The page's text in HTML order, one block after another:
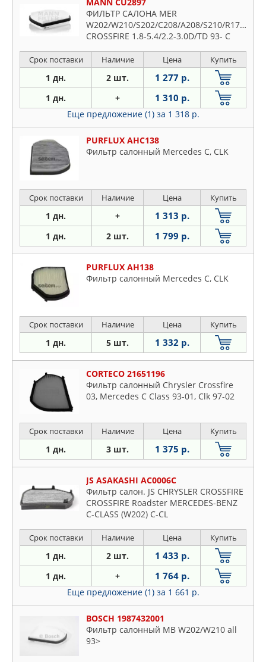
ФИЛЬТР САЛОНА MER
W202/W210/S202/C208/A208/S210/R170/CHR
CROSSFIRE 1.8-5.4/2.2-3.0D/TD 93- С
Срок поставки Наличие Цена Купить
1 дн. 2 шт. 1 277 р.
1 дн. + 1 310 р.
Еще предложение (1) за 1 318 р.
PURFLUX AHC138
Фильтр салонный Mercedes C, CLK
Срок поставки Наличие Цена Купить
1 дн. + 1 313 р.
1 дн. 2 шт. 1 799 р.
PURFLUX AH138
Фильтр салонный Mercedes C, CLK
Срок поставки Наличие Цена Купить
1 дн. 5 шт. 1 332 р.
CORTECO 21651196
Фильтр салонный Chrysler Crossfire
03, Mercedes C Class 93-01, Clk 97-02
Срок поставки Наличие Цена Купить
1 дн. 3 шт. 1 375 р.
JS ASAKASHI AC0006C
Фильтр салон. JS CHRYSLER CROSSFIRE
CROSSFIRE Roadster MERCEDES-BENZ
C-CLASS (W202) C-CL
Срок поставки Наличие Цена Купить
1 дн. 2 шт. 1 433 р.
1 дн. + 1 764 р.
Еще предложение (1) за 1 661 р.
BOSCH 1987432001
Фильтр салонный MB W202/W210 all
93>